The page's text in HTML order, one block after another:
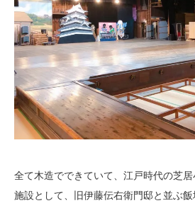
全て木造でできていて、江戸時代の芝
施設として、旧伊藤伝右衛門邸と並ぶ